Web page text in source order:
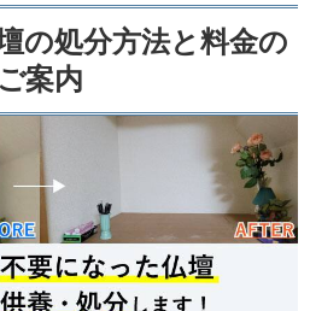
の処分方法と料金の
ご案内